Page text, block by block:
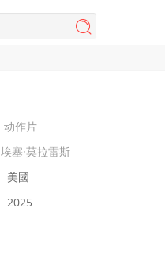

动作片
埃塞·莫拉雷斯
美國
2025